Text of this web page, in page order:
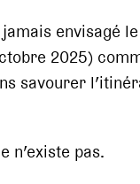
envisagé
2025)
savourer
n’existe pas.